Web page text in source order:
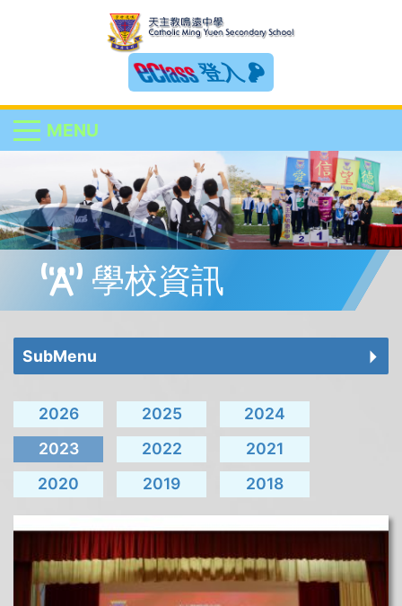
登入
MENU
學校資訊
SubMenu
2026 2025
2024
2023
2022
2021
2020
2019 2018